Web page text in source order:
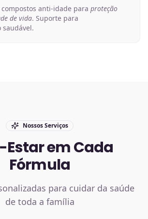
anti-idade para proteção
de vida. Suporte para
saudável.
Nossos Serviços
Estar em Cada
Fórmula
para cuidar da saúde
de toda a família